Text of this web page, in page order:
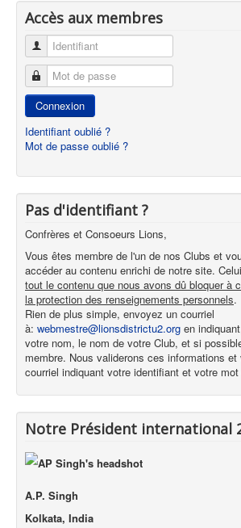
Accès aux membres
Identifiant
Mot de passe
Connexion
Identifiant oublié ?
Mot de passe oublié ?
Pas d'identifiant ?
Confrères et Consoeurs Lions,
Vous êtes membre de l'un de nos Clubs et
accéder au contenu enrichi de notre site.
tout le contenu que nous avons dû bloquer à
la protection des renseignements personnels.
Rien de plus simple, envoyez un courriel
à: webmestre@lionsdistrictu2.org en
votre nom, le nom de votre Club, et si
membre. Nous validerons ces informations
courriel indiquant votre identifiant et votre
Notre Président international
A.P. Singh
Kolkata, India